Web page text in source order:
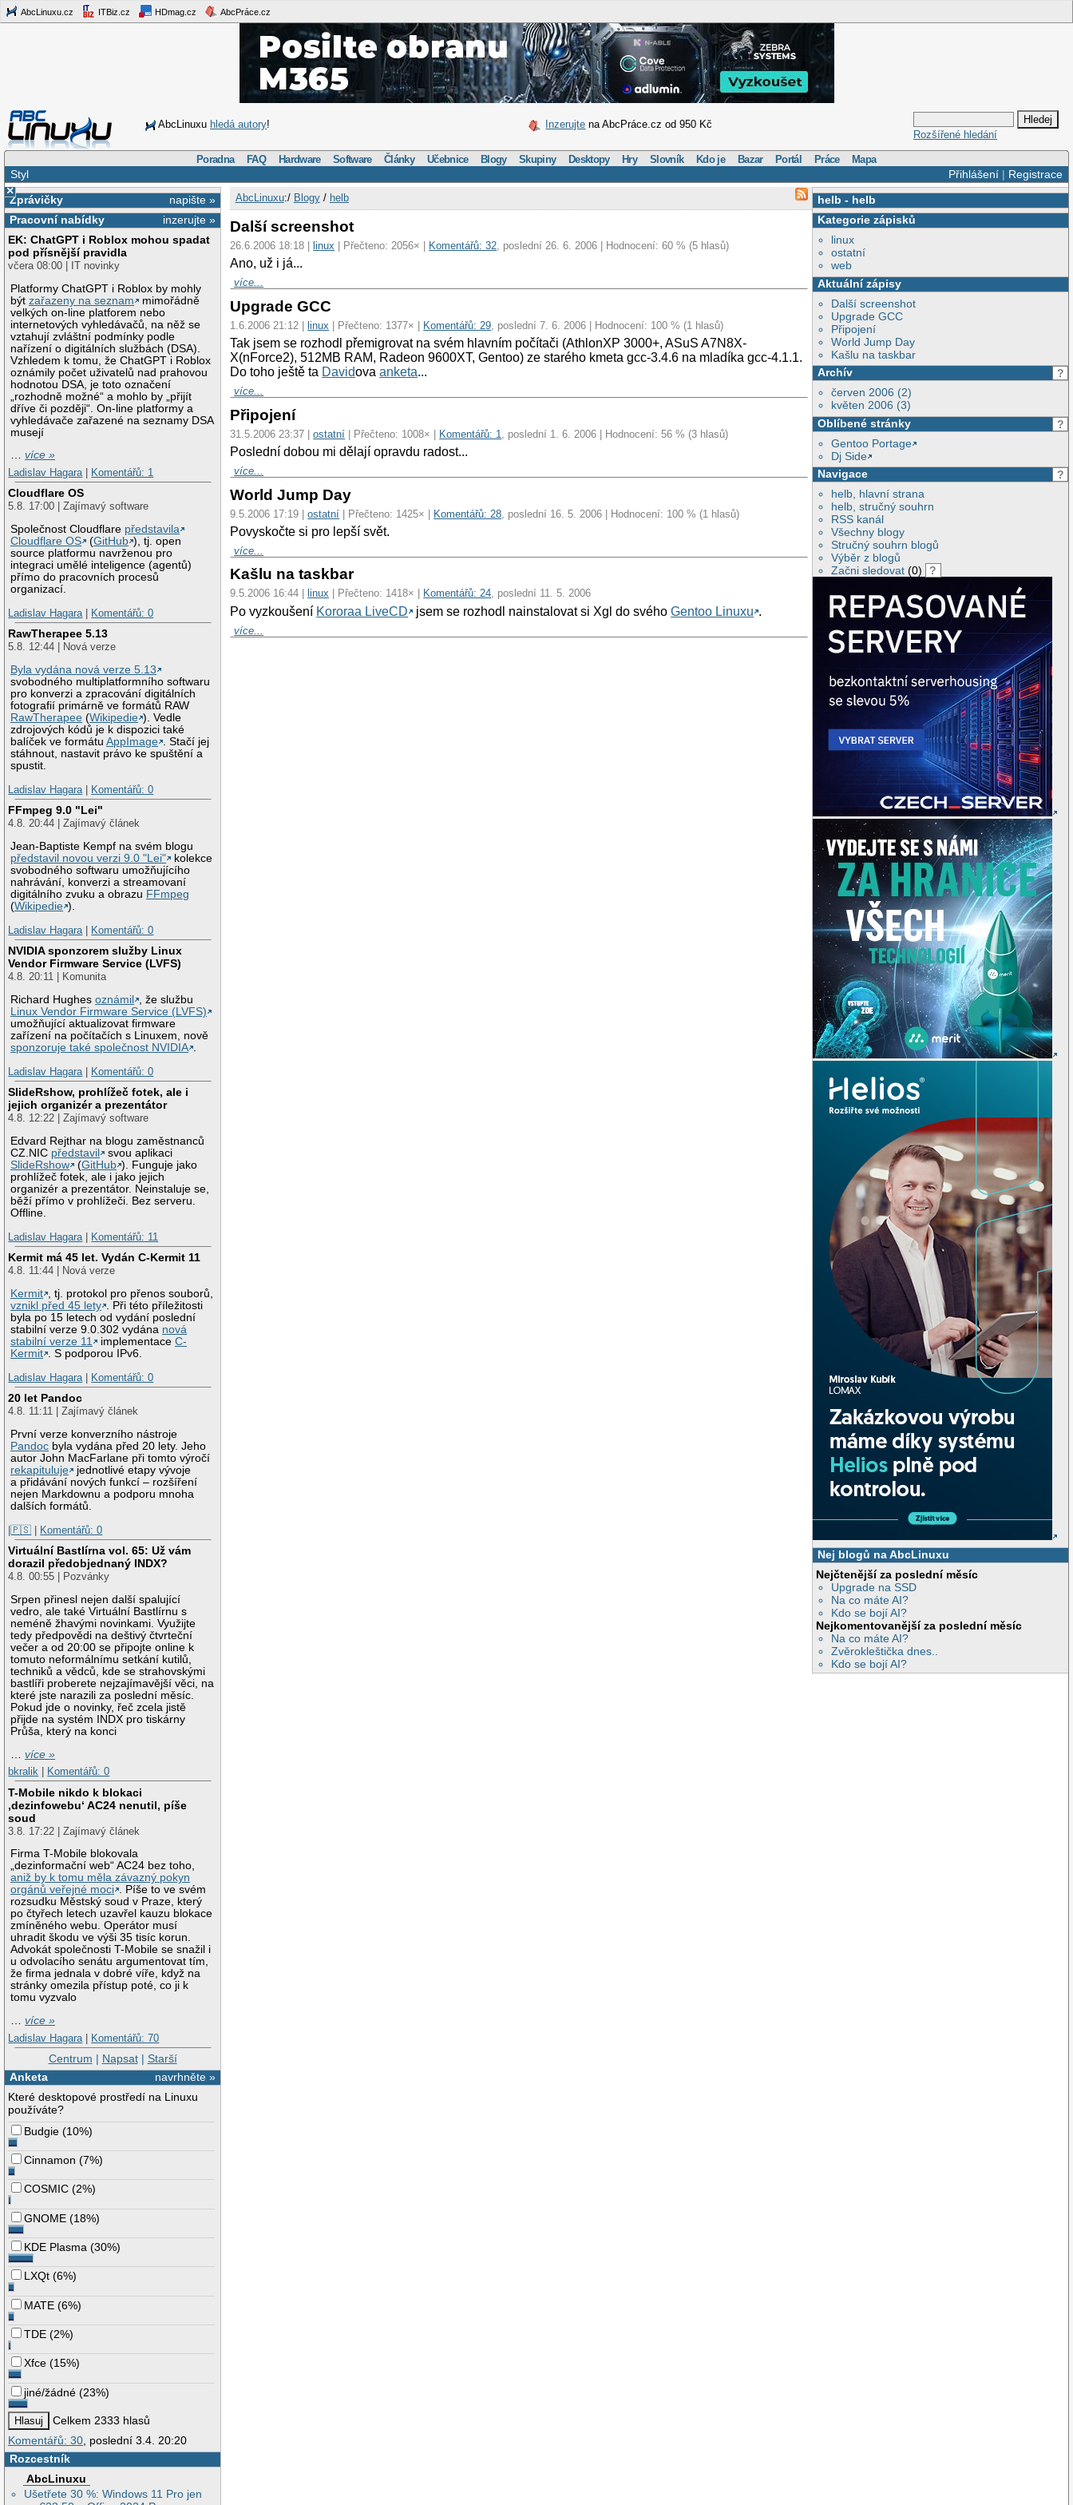
AbcLinuxu.cz ITBiz.cz HDmag.cz AbcPráce.cz
AbcLinuxu hledá autory! Inzerujte na AbcPráce.cz od 950 Kč
Rozšířené hledání
Poradna FAQ Hardware Software Články Učebnice Blogy Skupiny Desktopy Hry Slovník Kdo je Bazar Portál Práce Mapa
Přihlášení| Registrace
Styl
×
napište »
Zprávičky
inzerujte »
Pracovní nabídky
EK: ChatGPT i Roblox mohou spadat
pod přísnější pravidla
včera 08:00 | IT novinky
Platformy ChatGPT i Roblox by mohly
býtzařazeny na seznam
mimořádně
velkých on-line platforem nebo
internetových vyhledávačů, na něž se
vztahují zvláštní podmínky podle
nařízení o digitálních službách (DSA).
Vzhledem k tomu, že ChatGPT i Roblox
oznámily počet uživatelů nad prahovou
hodnotou DSA, je toto označení
„rozhodně možné“ a mohlo by „přijít
dříve či později“. On-line platformy a
vyhledávače zařazené na seznamy DSA
musejí
…více »
Ladislav Hagara
Komentářů: 1
Cloudflare OS
5.8. 17:00 | Zajímavý software
Společnost Cloudflare představila
Cloudflare OS
(GitHub ), tj. open
source platformu navrženou pro
integraci umělé inteligence (agentů)
přímo do pracovních procesů
organizací.
Ladislav Hagara
Komentářů: 0
RawTherapee 5.13
5.8. 12:44 | Nová verze
Byla vydána nová verze 5.13
svobodného multiplatformního softwaru
pro konverzi a zpracování digitálních
fotografií primárně ve formátů RAW
RawTherapee (Wikipedie ). Vedle
zdrojových kódů je k dispozici také
balíček ve formátuAppImage . Stačí jej
stáhnout, nastavit právo ke spuštění a
spustit.
Ladislav Hagara
Komentářů: 0
FFmpeg 9.0 "Lei"
4.8. 20:44 | Zajímavý článek
Jean-Baptiste Kempf na svém blogu
představil novou verzi 9.0 "Lei"
kolekce
svobodného softwaru umožňujícího
nahrávání, konverzi a streamovaní
digitálního zvuku a obrazu FFmpeg
(Wikipedie ).
Ladislav Hagara
Komentářů: 0
NVIDIA sponzorem služby Linux
Vendor Firmware Service (LVFS)
4.8. 20:11 | Komunita
Richard Hughesoznámil
, že službu
Linux Vendor Firmware Service (LVFS)
umožňující aktualizovat firmware
zařízení na počítačích s Linuxem, nově
sponzoruje také společnost NVIDIA .
Ladislav Hagara | Komentářů: 0
SlideRshow, prohlížeč fotek, ale i
jejich organizér a prezentátor
4.8. 12:22 | Zajímavý software
Edvard Rejthar na blogu zaměstnanců
CZ.NIC představil
svou aplikaci
SlideRshow
(GitHub ). Funguje jako
prohlížeč fotek, ale i jako jejich
organizér a prezentátor. Neinstaluje se,
běží přímo v prohlížeči. Bez serveru.
Offline.
Ladislav Hagara | Komentářů: 11
Kermit má 45 let. Vydán C-Kermit 11
4.8. 11:44 | Nová verze
Kermit , tj. protokol pro přenos souborů,
vznikl před 45 lety . Při této příležitosti
byla po 15 letech od vydání poslední
stabilní verze 9.0.302 vydána nová
stabilní verze 11
implementaceC-
Kermit . S podporou IPv6.
Ladislav Hagara | Komentářů: 0
20 let Pandoc
4.8. 11:11 | Zajímavý článek
První verze konverzního nástroje
Pandoc byla vydána před 20 lety. Jeho
autor John MacFarlane při tomto výročí
rekapituluje
jednotlivé etapy vývoje
a přidávání nových funkcí – rozšíření
nejen Markdownu a podporu mnoha
dalších formátů.
|🇵🇸 | Komentářů: 0
Virtuální Bastlírna vol. 65: Už vám
dorazil předobjednaný INDX?
4.8. 00:55 | Pozvánky
Srpen přinesl nejen další spalující
vedro, ale také Virtuální Bastlírnu s
neméně žhavými novinkami. Využijte
tedy předpovědi na deštivý čtvrteční
večer a od 20:00 se připojte online k
tomuto neformálnímu setkání kutilů,
techniků a vědců, kde se strahovskými
bastlíři proberete nejzajímavější věci, na
které jste narazili za poslední měsíc.
Pokud jde o novinky, řeč zcela jistě
přijde na systém INDX pro tiskárny
Průša, který na konci
…více »
bkralik
Komentářů: 0
T-Mobile nikdo k blokaci
‚dezinfowebu‘ AC24 nenutil, píše
soud
3.8. 17:22 | Zajímavý článek
Firma T-Mobile blokovala
„dezinformační web“ AC24 bez toho,
aniž by k tomu měla závazný pokyn
orgánů veřejné moci . Píše to ve svém
rozsudku Městský soud v Praze, který
po čtyřech letech uzavřel kauzu blokace
zmíněného webu. Operátor musí
uhradit škodu ve výši 35 tisíc korun.
Advokát společnosti T-Mobile se snažil i
u odvolacího senátu argumentovat tím,
že firma jednala v dobré víře, když na
stránky omezila přístup poté, co ji k
tomu vyzvalo
…více »
Ladislav Hagara | Komentářů: 70
Centrum | Napsat| Starší
navrhněte »
Anketa
Které desktopové prostředí na Linuxu
používáte?
Budgie (10%)
Cinnamon (7%)
COSMIC (2%)
GNOME (18%)
KDE Plasma (30%)
LXQt (6%)
MATE (6%)
TDE (2%)
Xfce (15%)
jiné/žádné (23%)
Celkem 2333 hlasů
Komentářů: 30, poslední 3.4. 20:20
Rozcestník
AbcLinuxu
Ušetřete 30 %: Windows 11 Pro jen
helb - helb
Kategorie zápisků
linux
ostatní
web
Aktuální zápisy
Další screenshot
Upgrade GCC
Připojení
World Jump Day
Kašlu na taskbar
?
Archív
červen 2006 (2)
květen 2006 (3)
?
Oblíbené stránky
Gentoo Portage
Dj Side
?
Navigace
helb, hlavní strana
helb, stručný souhrn
RSS kanál
Všechny blogy
Stručný souhrn blogů
Výběr z blogů
Začni sledovat (0) ?
Nej blogů na AbcLinuxu
Nejčtenější za poslední měsíc
Upgrade na SSD
Na co máte AI?
Kdo se bojí AI?
Nejkomentovanější za poslední měsíc
Na co máte AI?
Zvěrokleštička dnes..
Kdo se bojí AI?
AbcLinuxu:/ Blogy/ helb
Další screenshot
26.6.2006 18:18 | linux | Přečteno: 2056× | Komentářů: 32, poslední 26. 6. 2006 | Hodnocení: 60 % (5 hlasů)
Ano, už i já...
více...
Upgrade GCC
1.6.2006 21:12 | linux | Přečteno: 1377× | Komentářů: 29 , poslední 7. 6. 2006 | Hodnocení: 100 % (1 hlasů)
Tak jsem se rozhodl přemigrovat na svém hlavním počítači (AthlonXP 3000+, ASuS A7N8X-
X(nForce2), 512MB RAM, Radeon 9600XT, Gentoo) ze starého kmeta gcc-3.4.6 na mladíka gcc-4.1.1.
Do toho ještě ta Davidovaanketa...
více...
Připojení
31.5.2006 23:37 |ostatní | Přečteno: 1008× | Komentářů: 1 , poslední 1. 6. 2006 | Hodnocení: 56 % (3 hlasů)
Poslední dobou mi dělají opravdu radost...
více...
World Jump Day
9.5.2006 17:19 |ostatní | Přečteno: 1425× | Komentářů: 28 , poslední 16. 5. 2006 | Hodnocení: 100 % (1 hlasů)
Povyskočte si pro lepší svět.
více...
Kašlu na taskbar
9.5.2006 16:44 | linux | Přečteno: 1418× | Komentářů: 24, poslední 11. 5. 2006
Po vyzkoušení Kororaa LiveCD jsem se rozhodl nainstalovat si Xgl do svéhoGentoo Linuxu .
více...